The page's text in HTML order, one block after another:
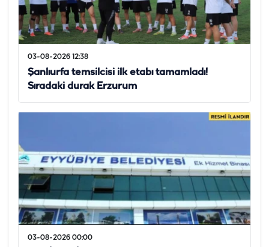
03-08-2026 12:38
Şanlıurfa temsilcisi ilk etabı tamamladı!
Sıradaki durak Erzurum
03-08-2026 00:00